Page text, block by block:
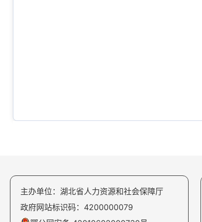
主办单位：湖北省人力资源和社会保障厅
政府网站标识码：4200000079